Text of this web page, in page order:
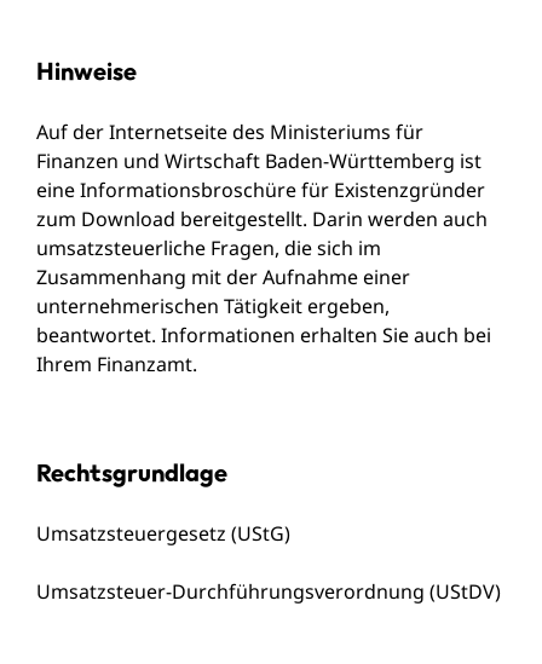
Hinweise
Auf der Internetseite des Ministeriums für
Finanzen und Wirtschaft Baden-Württemberg ist
eineInformationsbroschüre für Existenzgründer
zum Download bereitgestellt. Darin werden auch
umsatzsteuerliche Fragen, die sich im
Zusammenhang mit der Aufnahme einer
unternehmerischen Tätigkeit ergeben,
beantwortet. Informationen erhalten Sie auch bei
Ihrem Finanzamt.
Rechtsgrundlage
Umsatzsteuergesetz (UStG)
Umsatzsteuer-Durchführungsverordnung (UStDV)